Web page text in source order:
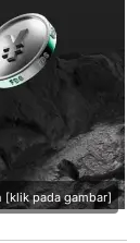
[klik pada gambar]